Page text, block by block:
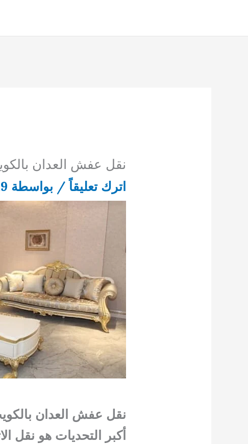
نقل عفش العدان
اترك تعليقاً / بواسطة 19
نقل عفش العدان
أكبر التحديات هو نقل